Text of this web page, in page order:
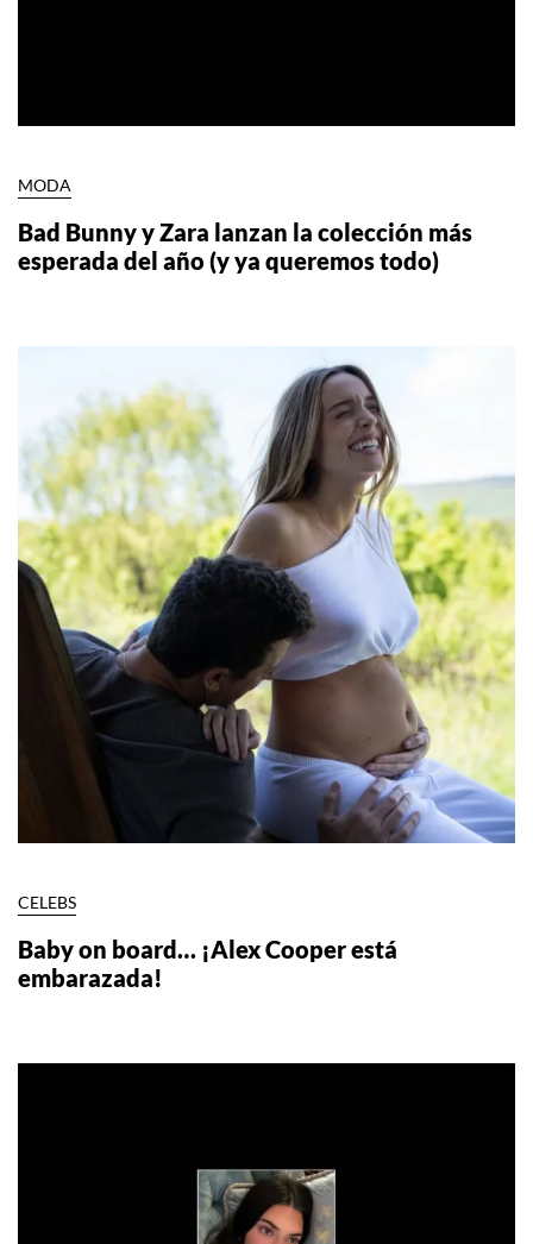
MODA
Bad Bunny y Zara lanzan la colección más
esperada del año (y ya queremos todo)
CELEBS
Baby on board… ¡Alex Cooper está
embarazada!